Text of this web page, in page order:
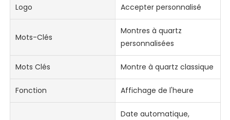
Logo Accepter personnalisé
Mots-Clés
Montres à quartz
personnalisées
Mots Clés Montre à quartz classique
Fonction Affichage de l'heure
Date automatique,